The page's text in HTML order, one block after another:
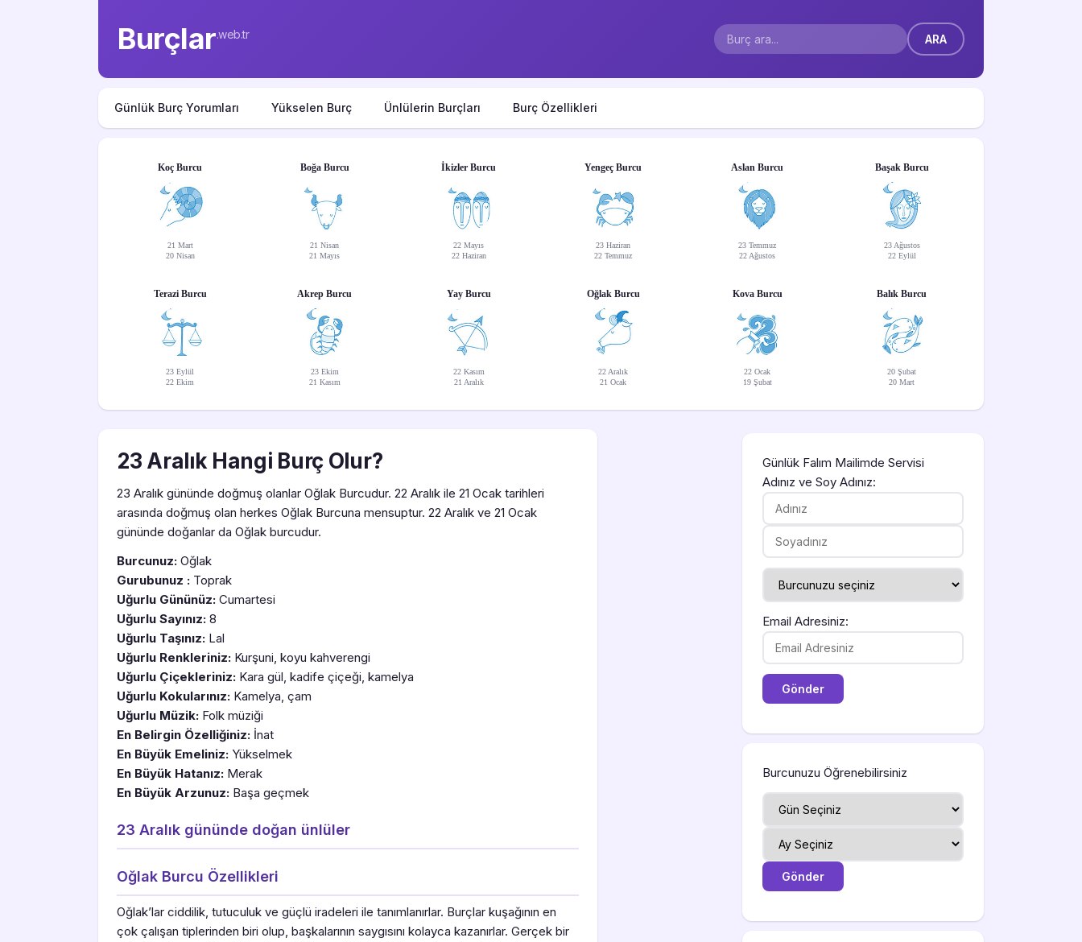
Burçlar.web.tr
Günlük Burç Yorumları Yükselen Burç Ünlülerin Burçları Burç Özellikleri
Koç Burcu
21 Mart
20 Nisan
Boğa Burcu
21 Nisan
21 Mayıs
İkizler Burcu
22 Mayıs
22 Haziran
Yengeç Burcu
23 Haziran
22 Temmuz
Aslan Burcu
23 Temmuz
22 Ağustos
Başak Burcu
23 Ağustos
22 Eylül
Terazi Burcu
23 Eylül
22 Ekim
Akrep Burcu
23 Ekim
21 Kasım
Yay Burcu
22 Kasım
21 Aralık
Oğlak Burcu
22 Aralık
21 Ocak
Kova Burcu
22 Ocak
19 Şubat
Balık Burcu
20 Şubat
20 Mart
23 Aralık Hangi Burç Olur?
23 Aralık gününde doğmuş olanlar Oğlak Burcudur. 22 Aralık ile 21 Ocak tarihleri
arasında doğmuş olan herkes Oğlak Burcuna mensuptur. 22 Aralık ve 21 Ocak
gününde doğanlar da Oğlak burcudur.
Burcunuz: Oğlak
Gurubunuz : Toprak
Uğurlu Gününüz: Cumartesi
Uğurlu Sayınız: 8
Uğurlu Taşınız: Lal
Uğurlu Renkleriniz: Kurşuni, koyu kahverengi
Uğurlu Çiçekleriniz: Kara gül, kadife çiçeği, kamelya
Uğurlu Kokularınız: Kamelya, çam
Uğurlu Müzik: Folk müziği
En Belirgin Özelliğiniz: İnat
En Büyük Emeliniz: Yükselmek
En Büyük Hatanız: Merak
En Büyük Arzunuz: Başa geçmek
23 Aralık gününde doğan ünlüler
Oğlak Burcu Özellikleri
Oğlak’lar ciddilik, tutuculuk ve güçlü iradeleri ile tanımlanırlar. Burçlar kuşağının en
çok çalışan tiplerinden biri olup, başkalarının saygısını kolayca kazanırlar. Gerçek bir
Günlük Falım Mailimde Servisi
Adınız ve Soy Adınız:
Email Adresiniz:
Burcunuzu Öğrenebilirsiniz